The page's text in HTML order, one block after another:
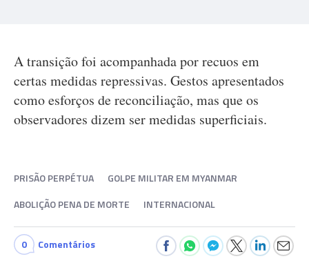
A transição foi acompanhada por recuos em
certas medidas repressivas. Gestos apresentados
como esforços de reconciliação, mas que os
observadores dizem ser medidas superficiais.
PRISÃO PERPÉTUA
GOLPE MILITAR EM MYANMAR
ABOLIÇÃO PENA DE MORTE
INTERNACIONAL
0 Comentários